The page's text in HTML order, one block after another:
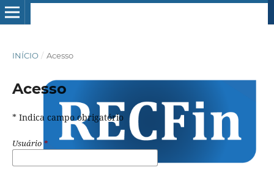
INÍCIO / Acesso
Acesso
* Indica campo obrigatório
Usuário *